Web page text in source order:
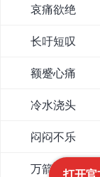
哀痛欲绝
长吁短叹
额蹙心痛
冷水浇头
闷闷不乐
万箭攒心打开官